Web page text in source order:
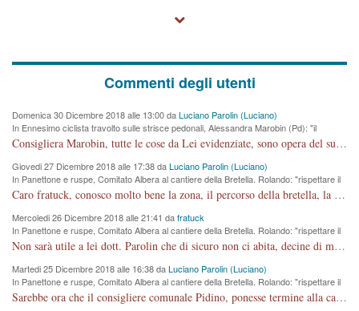
Commenti degli utenti
Domenica 30 Dicembre 2018 alle 13:00 daLuciano Parolin (Luciano)
In Ennesimo ciclista travolto sulle strisce pedonali, Alessandra Marobin (Pd): "il
Comune si svegli"
Consigliera Marobin, tutte le cose da Lei evidenziate, sono opera del suo ex Assessore e compagno di Partito Antonio Marco Dalla Pozza Assessore alla "progettazione" di piste ciclabili e altre porcherie. A lui manderei il conto da saldare per incidenti e danni alle persone. E' ora che "finiamola." Avete perso rassegnatevi. qui IL SINDACO RUCCO NON C'ENTRA PER NIENTE. CAPITO!!!!!!!! Amen.
Giovedi 27 Dicembre 2018 alle 17:38 daLuciano Parolin (Luciano)
In Panettone e ruspe, Comitato Albera al cantiere della Bretella. Rolando: "rispettare il
cronoprogramma"
Caro fratuck, conosco molto bene la zona, il percorso della bretella, la situazione dei cittadini, abito in Viale Trento. A partire dal 2003 ho partecipato al Comitato di Maddalene pro bretella, e a riunioni propositive per apportare modifiche al progetto. Numerose mie foto del territorio sono arrivate a Roma, altri miei interventi (non graditi dalla Sx) sono stati pubblicati dal GdV, assieme ad altri come Ciro Asproso, ora favorevole alla bretella. Ho partecipato alla raccolta firme per la chiusura della strada x 5 giorni eseguita dal Sindaco Hullwech per sforamento 180 Micro/g. Pertanto come impegno per la tematica sono apposto con la coscienza. Ora il Progetto è partito, fine! Voglio dire che la nuova Giunta "comunale" non c'entra più. L'opera sarà "malauguratamente" eseguita, ma non con il mio placet. Il Consigliere Comunale dovrebbe capire che la campagna elettorale è finita, con buona pace di tutti. Quello che invece dovrebbe interessare è la proprietà della strada, dall'uscita autostradale Ovest, sino alla Rotatoria dell'Albara, vi sono tre possessori: Autostrade SpA; La Provincia, il Comune. Come la mettiamo per il futuro ? I costi, da 50 sono saliti a 100 milioni di € come dire 20 milioni a KM (!) da non credere. Comunque si farà. Ma nessuno canti Vittoria, anzi meglio non farne un ulteriore fatto "partitico" per questioni elettorali o di seggio. Se mi manda la sua mail, sono disponibile ad inviare i documenti e le foto sopra descritte. Con ossequi, Luciano Parolin
Mercoledi 26 Dicembre 2018 alle 21:41 dafratuck
In Panettone e ruspe, Comitato Albera al cantiere della Bretella. Rolando: "rispettare il
cronoprogramma"
Non sarà utile a lei dott. Parolin che di sicuro non ci abita, decine di migliaia di TIR, automobili e padroncini che passano quotidianamente per una strada appena rotabile, non è più possibile stendere i panni, attraversare la strada senza rischiare la morte, le case stanno crepando, i tempi sono cambiati e la bretella non passerà assolutamente per maddalene (ma cosa sta a dire?!), dia invece responsabilità a chi ha costruito tagliando la strada che doveva invece terminare a isola vicentina e non al moracchino lasciando Motta di Costabissara ancora in panne di traffico. I tempi sono cambiati dottore e se l'anagrafe della vita stagna nell'essere umano impressioni conservatrici, la società non le considera perchè va avanti, si industrializza e ha bisogno di infrastrutture e di sviluppo. Ultima considerazione, se è geloso di Rolando perchè vede in lui solo campagne politiche mentre si difendono i SOLI diritti dei cittadini, la preghiamo faccia considerazioni più appropriate. Saluti e complimenti per i suoi scritti.
Martedi 25 Dicembre 2018 alle 16:38 daLuciano Parolin (Luciano)
In Panettone e ruspe, Comitato Albera al cantiere della Bretella. Rolando: "rispettare il
cronoprogramma"
Sarebbe ora che il consigliere comunale Pidino, ponesse termine alla campagna elettorale nel territorio del suo seggio Villaggio del Sole. La tiraca è iniziata, distruggerà 6 km di prateria ovest della città, ricca di fonti e sorgenti d'acqua. I cittadini di Maddalene non avranno più Pace la notte. Molta colpa per la costruzione di questa Strada è proprio del signor Rolando,dei suoi gazebo mobili e che vuol far passare questa opera VANDALICA come progetto "utile" a chi ? Non è cosa seria sig. Rolando!